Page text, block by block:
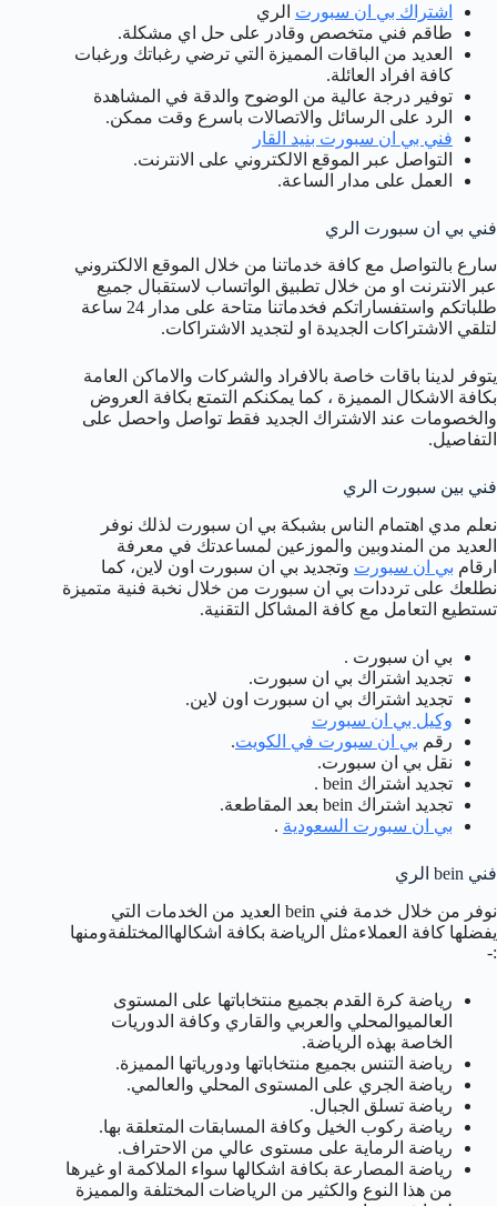
اشتراك بي ان سبورت الري
طاقم فني متخصص وقادر على حل اي مشكلة.
العديد من الباقات المميزة التي ترضي رغباتك ورغبات
كافة افراد العائلة.
توفير درجة عالية من الوضوح والدقة في المشاهدة
الرد على الرسائل والاتصالات باسرع وقت ممكن.
فني بي ان سبورت بنيد القار
التواصل عبر الموقع الالكتروني على الانترنت.
العمل على مدار الساعة.
فني بي ان سبورت الري
سارع بالتواصل مع كافة خدماتنا من خلال الموقع الالكتروني
عبر الانترنت او من خلال تطبيق الواتساب لاستقبال جميع
طلباتكم واستفساراتكم فخدماتنا متاحة على مدار 24 ساعة
لتلقي الاشتراكات الجديدة او لتجديد الاشتراكات.
يتوفر لدينا باقات خاصة بالافراد والشركات والاماكن العامة
بكافة الاشكال المميزة ، كما يمكنكم التمتع بكافة العروض
والخصومات عند الاشتراك الجديد فقط تواصل واحصل على
التفاصيل.
فني بين سبورت الري
نعلم مدي اهتمام الناس بشبكة بي ان سبورت لذلك نوفر
العديد من المندوبين والموزعين لمساعدتك في معرفة
ارقام بي ان سبورت وتجديد بي ان سبورت اون لاين، كما
نطلعك على ترددات بي ان سبورت من خلال نخبة فنية متميزة
تستطيع التعامل مع كافة المشاكل التقنية.
بي ان سبورت .
تجديد اشتراك بي ان سبورت.
تجديد اشتراك بي ان سبورت اون لاين.
وكيل بي ان سبورت
رقم بي ان سبورت في الكويت.
نقل بي ان سبورت.
تجديد اشتراك bein .
تجديد اشتراك bein بعد المقاطعة.
بي ان سبورت السعودية .
فني bein الري
نوفر من خلال خدمة فني bein العديد من الخدمات التي
يفضلها كافة العملاءمثل الرياضة بكافة اشكالهاالمختلفةومنها
:-
رياضة كرة القدم بجميع منتخاباتها على المستوى
العالميوالمحلي والعربي والقاري وكافة الدوريات
الخاصة بهذه الرياضة.
رياضة التنس بجميع منتخاباتها ودورياتها المميزة.
رياضة الجري على المستوى المحلي والعالمي.
رياضة تسلق الجبال.
رياضة ركوب الخيل وكافة المسابقات المتعلقة بها.
رياضة الرماية على مستوى عالي من الاحتراف.
رياضة المصارعة بكافة اشكالها سواء الملاكمة او غيرها
من هذا النوع والكثير من الرياضات المختلفة والمميزة